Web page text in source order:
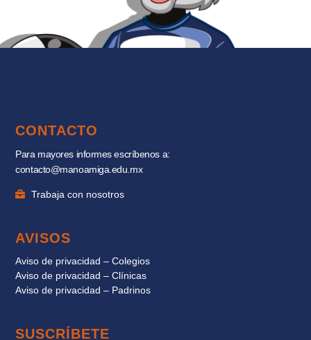
CONTACTO
Para mayores informes escríbenos a:
contacto@manoamiga.edu.mx
Trabaja con nosotros
AVISOS
Aviso de privacidad – Colegios
Aviso de privacidad – Clínicas
Aviso de privacidad – Padrinos
SUSCRÍBETE